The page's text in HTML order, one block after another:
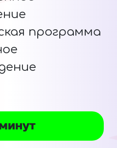
программа